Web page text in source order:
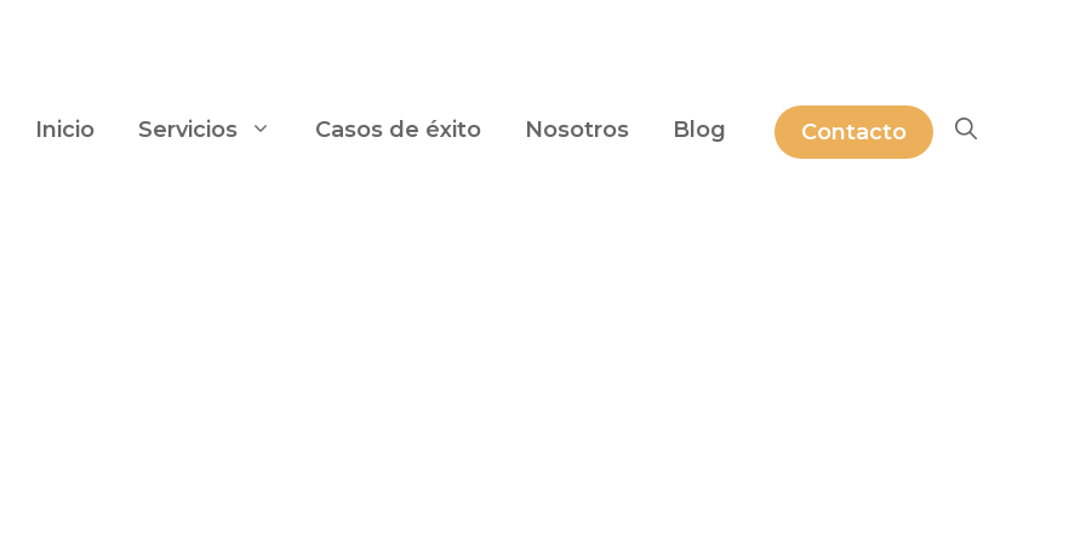
Inicio Servicios Casos de éxito Nosotros Blog Contacto